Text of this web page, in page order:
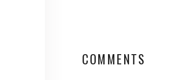
COMMENTS